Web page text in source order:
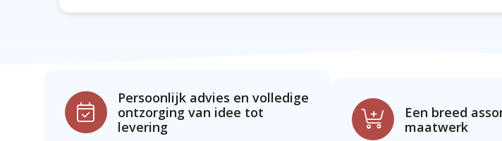
Persoonlijk advies en volledige
ontzorging van idee tot
levering
Een breed
maatwerk